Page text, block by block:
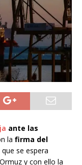
a ante las
la firma del
que se espera
y con ello la